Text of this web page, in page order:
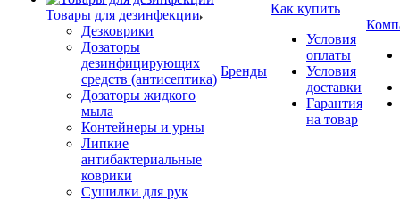
Товары для дезинфекции
Дезковрики
Дозаторы
дезинфицирующих
средств (антисептика)
Дозаторы жидкого
мыла
Контейнеры и урны
Липкие
антибактериальные
коврики
Сушилки для рук
Бренды
Как купить
Условия
оплаты
Условия
доставки
Гарантия
на товар